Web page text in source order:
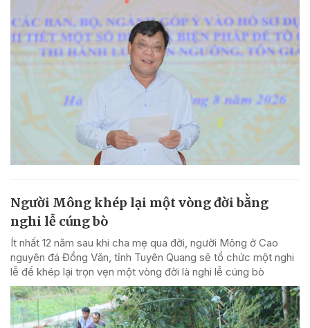
Người Mông khép lại một vòng đời bằng
nghi lễ cúng bò
Ít nhất 12 năm sau khi cha mẹ qua đời, người Mông ở Cao
nguyên đá Đồng Văn, tỉnh Tuyên Quang sẽ tổ chức một nghi
lễ để khép lại trọn vẹn một vòng đời là nghi lễ cúng bò